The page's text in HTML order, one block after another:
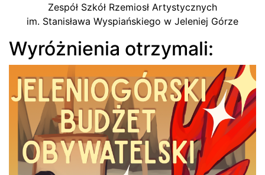
Zespół Szkół Rzemiosł Artystycznych
im. Stanisława Wyspiańskiego w Jeleniej Górze
Wyróżnienia otrzymali: